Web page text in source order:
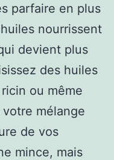
parfaire en plus
nourrissent
devient plus
des huiles
ricin ou même
votre mélange
de vos
mince, mais